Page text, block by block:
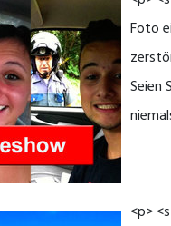
Foto
Seien
<p>